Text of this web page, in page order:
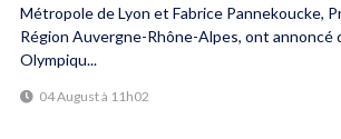
Métropole de Lyon et Fabrice Pannekoucke,
Région Auvergne-Rhône-Alpes, ont annoncé
Olympiqu...
04 August à 11h02